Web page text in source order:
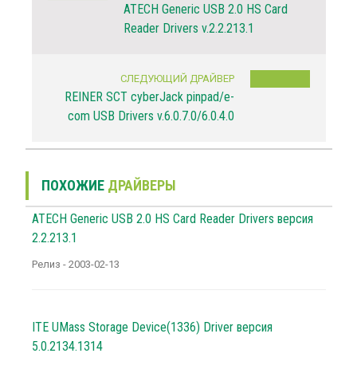
ATECH Generic USB 2.0 HS Card
Reader Drivers v.2.2.213.1
СЛЕДУЮЩИЙ ДРАЙВЕР
REINER SCT cyberJack pinpad/e-
com USB Drivers v.6.0.7.0/6.0.4.0
ПОХОЖИЕ ДРАЙВЕРЫ
ATECH Generic USB 2.0 HS Card Reader Drivers версия
2.2.213.1
Релиз - 2003-02-13
ITE UMass Storage Device(1336) Driver версия
5.0.2134.1314